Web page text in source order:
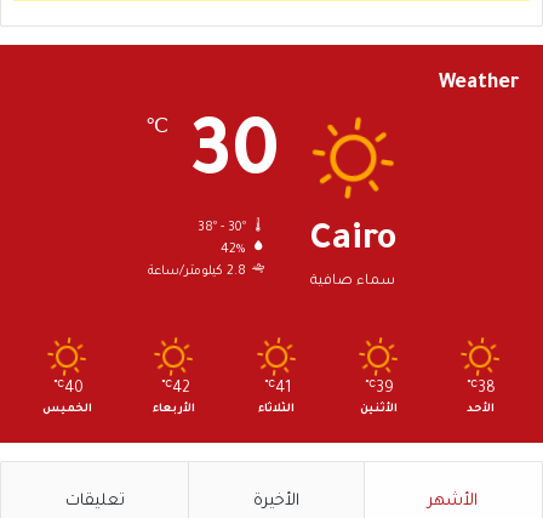
Weather
Cairo
سماء صافية
30
℃
38º - 30º
42%
2.8 كيلومتر/ساعة
38
℃
الأحد
39
℃
الأثنين
41
℃
الثلاثاء
42
℃
الأربعاء
40
℃
الخميس
الأشهر الأخيرة تعليقات